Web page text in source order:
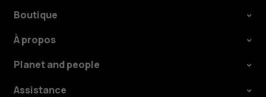
Boutique
À propos
Planet and people
Assistance